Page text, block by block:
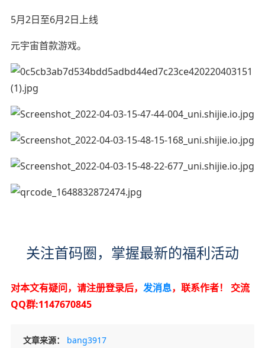
5月2日至6月2日上线
元宇宙首款游戏。
关注首码圈，掌握最新的福利活动
对本文有疑问，请注册登录后， 发消息，联系作者！ 交流
QQ群:1147670845
文章来源：
bang3917